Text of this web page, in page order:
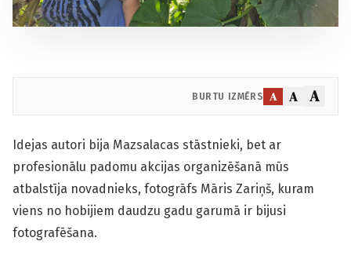
BURTU IZMĒRS A A A
Idejas autori bija Mazsalacas stāstnieki, bet ar
profesionālu padomu akcijas organizēšanā mūs
atbalstīja novadnieks, fotogrāfs Māris Zariņš, kuram
viens no hobijiem daudzu gadu garumā ir bijusi
fotografēšana.